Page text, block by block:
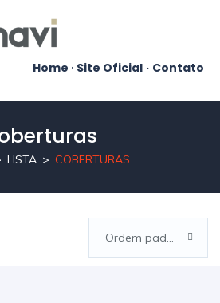
Home · Site Oficial · Contato
LISTA COBERTURAS
Ordem padrão